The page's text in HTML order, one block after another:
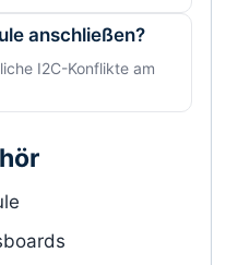
anschließen?
I2C-Konflikte am